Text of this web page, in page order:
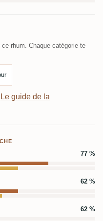
rhum. Chaque catégorie te
Le guide de la
77 %
62 %
62 %